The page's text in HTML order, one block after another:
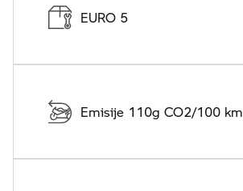
EURO 5
Emisije 110g CO2/100 km